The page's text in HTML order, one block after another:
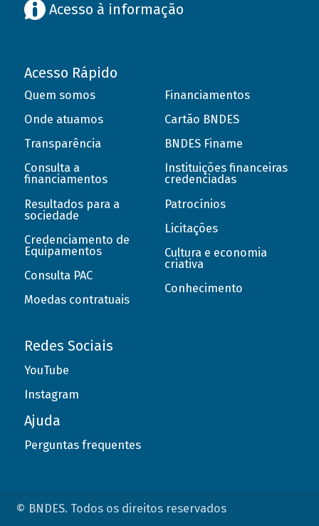
Acesso à informação
Acesso Rápido
Quem somos
Onde atuamos
Transparência
Consulta a
financiamentos
Resultados para a
sociedade
Credenciamento de
Equipamentos
Consulta PAC
Moedas contratuais
Financiamentos
Cartão BNDES
BNDES Finame
Instituições financeiras
credenciadas
Patrocínios
Licitações
Cultura e economia
criativa
Conhecimento
Redes Sociais
YouTube
Instagram
Ajuda
Perguntas frequentes
© BNDES. Todos os direitos reservados